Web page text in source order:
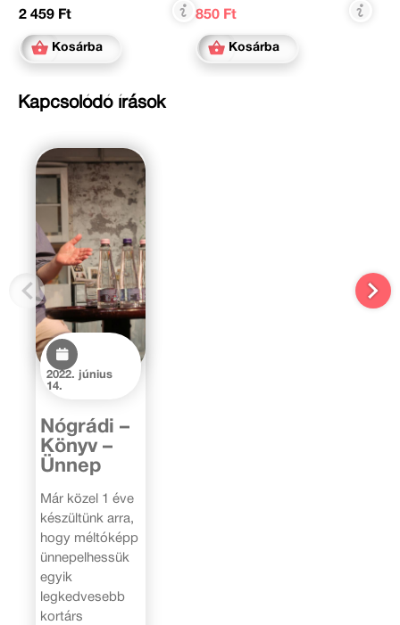
2 459 Ft
Kosárba
850 Ft
Kosárba
Kapcsolódó írások
2022. június
14.
Nógrádi –
Könyv –
Ünnep
Már közel 1 éve
készültünk arra,
hogy méltóképp
ünnepelhessük
egyik
legkedvesebb
kortárs